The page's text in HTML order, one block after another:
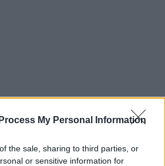
My Personal Information
the sale, sharing to third parties, or
or sensitive information for